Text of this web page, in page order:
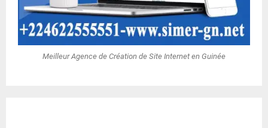
Meilleur Agence de Création de Site Internet en Guinée